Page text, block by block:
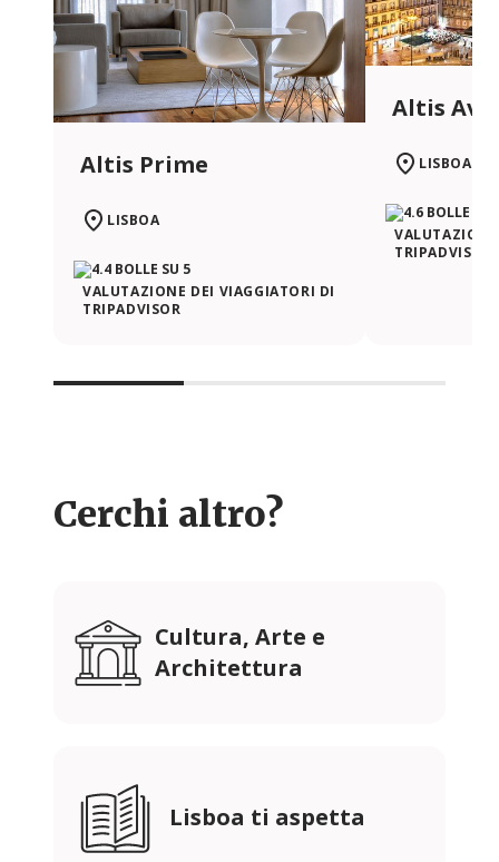
Altis Prime
LISBOA
VALUTAZIONE DEI VIAGGIATORI DI
TRIPADVISOR
Altis
LISBOA
TRIPADVISOR
Cerchi altro?
Cultura, Arte e
Architettura
Lisboa ti aspetta